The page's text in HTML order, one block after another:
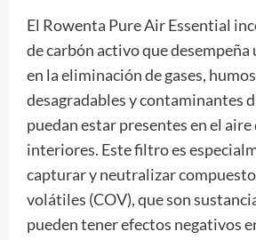
El Rowenta Pure Air Essential
de carbón activo que desempeña
en la eliminación de gases,
desagradables y contaminantes
puedan estar presentes en el aire
interiores. Este filtro es
capturar y neutralizar
volátiles (COV), que son
pueden tener efectos negativos